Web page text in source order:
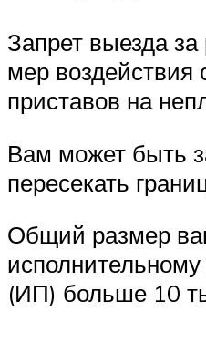
Запрет выезда
мер воздействия
приставов на
Вам может быть
пересекать
Общий размер
исполнительному
(ИП) больше 10